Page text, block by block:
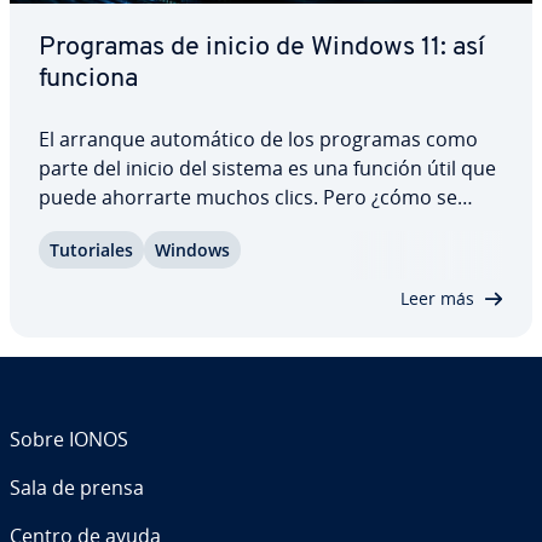
Programas de inicio de Windows 11: así
funciona
El arranque au­to­má­ti­co de los programas como
parte del inicio del sistema es una función útil que
puede ahorrarte muchos clics. Pero ¿cómo se
to­má­ti­co o ex­clui­r­las? Resumimos los aspectos
Tu­to­ria­les Windows
Leer más
Sobre IONOS
Sala de prensa
Centro de ayuda